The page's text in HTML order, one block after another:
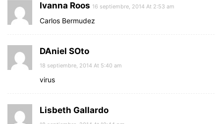
Ivanna Roos 16 septiembre, 2014 At 2:53 am
Carlos Bermudez
DAniel SOto
18 septiembre, 2014 At 5:40 am
virus
Lisbeth Gallardo